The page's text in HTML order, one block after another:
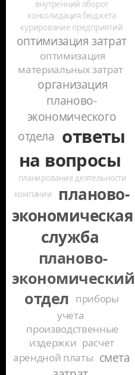
внутренний оборот
консолидация бюджета
курирование предприятий
оптимизация затрат
оптимизация
материальных затрат
организация
планово-
экономического
отдела ответы
на вопросы
планирование деятельности
компании
планово-
экономическая
служба
планово-
экономический
отдел приборы
учета
производственные
издержки расчет
арендной платы смета